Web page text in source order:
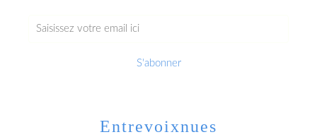
Entrevoixnues